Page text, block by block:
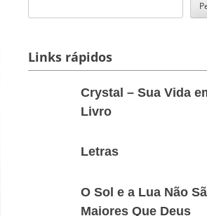
Links rápidos
Crystal – Sua Vida
Livro
Letras
O Sol e a Lua Não
Maiores Que Deus